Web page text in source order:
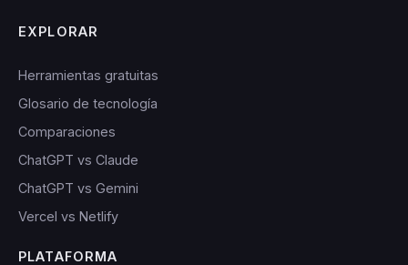
EXPLORAR
Herramientas gratuitas
Glosario de tecnología
Comparaciones
ChatGPT vs Claude
ChatGPT vs Gemini
Vercel vs Netlify
PLATAFORMA